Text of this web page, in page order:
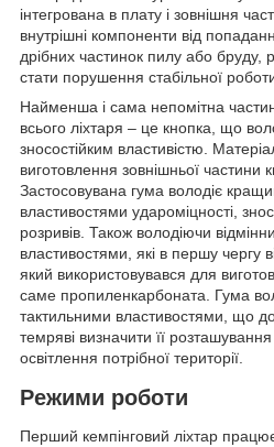
інтегрована в плату і зовнішня
внутрішні компоненти від
дрібних частинок пилу або бруду,
стати порушення стабільної
Найменша і сама непомітна
всього ліхтаря – це кнопка, що
зносостійким властивістю.
виготовлення зовнішньої частини
Застосовувана гума володіє
властивостями удароміцності,
розривів. Також володіючи
властивостями, які в першу чергу
який використовувався для
саме пропиленкарбоната. Гума
тактильними властивостями, що
темряві визначити її
освітлення потрібної території.
Режими роботи
Перший кемпінговий ліхтар